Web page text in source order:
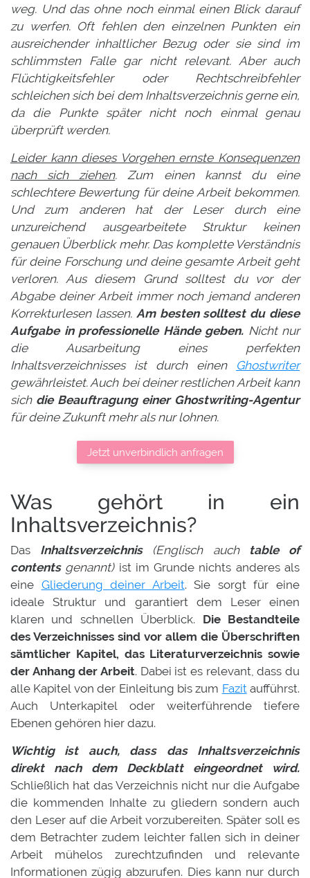
weg. Und das ohne noch einmal einen Blick darauf
zu werfen. Oft fehlen den einzelnen Punkten ein
ausreichender inhaltlicher Bezug oder sie sind im
schlimmsten Falle gar nicht relevant. Aber auch
Flüchtigkeitsfehler oder Rechtschreibfehler
schleichen sich bei dem Inhaltsverzeichnis gerne ein,
da die Punkte später nicht noch einmal genau
überprüft werden.
Leider kann dieses Vorgehen ernste Konsequenzen
nach sich ziehen. Zum einen kannst du eine
schlechtere Bewertung für deine Arbeit bekommen.
Und zum anderen hat der Leser durch eine
unzureichend ausgearbeitete Struktur keinen
genauen Überblick mehr. Das komplette Verständnis
für deine Forschung und deine gesamte Arbeit geht
verloren. Aus diesem Grund solltest du vor der
Abgabe deiner Arbeit immer noch jemand anderen
Korrekturlesen lassen. Am besten solltest du diese
Aufgabe in professionelle Hände geben. Nicht nur
die Ausarbeitung eines perfekten
Inhaltsverzeichnisses ist durch einen Ghostwriter
gewährleistet. Auch bei deiner restlichen Arbeit kann
sich die Beauftragung einer Ghostwriting-Agentur
für deine Zukunft mehr als nur lohnen.
Jetzt unverbindlich anfragen
Was gehört in ein
Inhaltsverzeichnis?
Das Inhaltsverzeichnis (Englisch auch
table of
contentsgenannt)ist im Grunde nichts anderes als
eine Gliederung deiner Arbeit. Sie sorgt für eine
ideale Struktur und garantiert dem Leser einen
klaren und schnellen Überblick. Die Bestandteile
des Verzeichnisses sind vor allem die Überschriften
sämtlicher Kapitel, das Literaturverzeichnis sowie
der Anhang der Arbeit. Dabei ist es relevant, dass du
alle Kapitel von der Einleitung bis zum Fazitaufführst.
Auch Unterkapitel oder weiterführende tiefere
Ebenen gehören hier dazu.
Wichtig ist auch, dass das Inhaltsverzeichnis
direkt nach dem Deckblatt eingeordnet wird.
Schließlich hat das Verzeichnis nicht nur die Aufgabe
die kommenden Inhalte zu gliedern sondern auch
den Leser auf die Arbeit vorzubereiten. Später soll es
dem Betrachter zudem leichter fallen sich in deiner
Arbeit mühelos zurechtzufinden und relevante
Informationen zügig abzurufen. Dies kann nur durch